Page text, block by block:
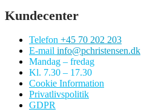
Kundecenter
Telefon +45 70 202 203
E-mail info@pchristensen.dk
Mandag – fredag
Kl. 7.30 – 17.30
Cookie Information
Privatlivspolitik
GDPR